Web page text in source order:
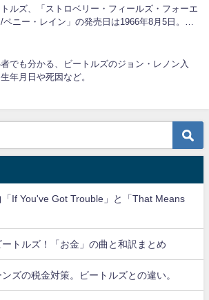
トルズ、「ストロベリー・フィールズ・フォーエ
ペニー・レイン」の発売日は1966年8月5日。和
でも分かる、ビートルズのジョン・レノン入
年月日や死因など。
「If You've Got Trouble」と「That Means
トルズ！「お金」の曲と和訳まとめ
ズの税金対策。ビートルズとの違い。